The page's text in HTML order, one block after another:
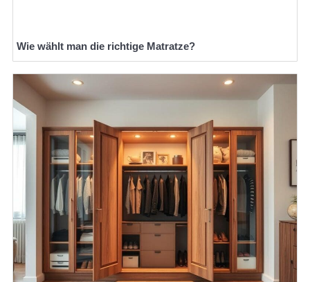
Wie wählt man die richtige Matratze?